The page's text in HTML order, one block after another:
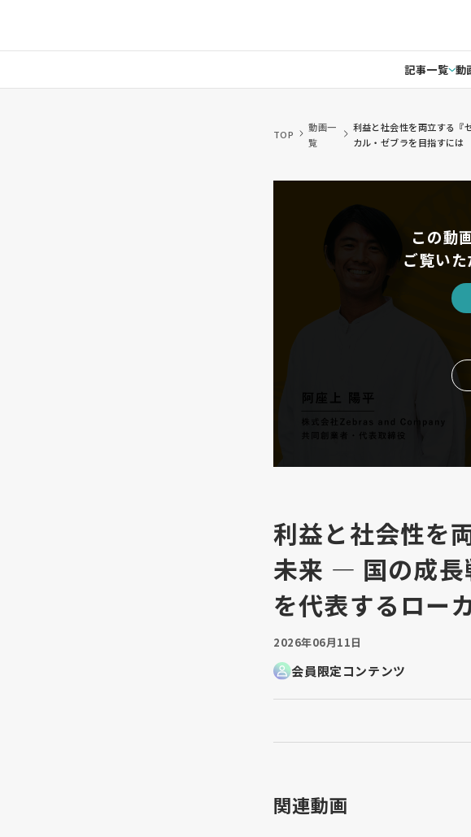
記事一覧 動
TOP
動画一
覧
利益と社会性を両立する『
カル・ゼブラを目指すには
この動
ご覧い
利益と社会性を
未来 — 国の成長
を代表するロー
2026年06月11日
会員限定コンテンツ
関連動画